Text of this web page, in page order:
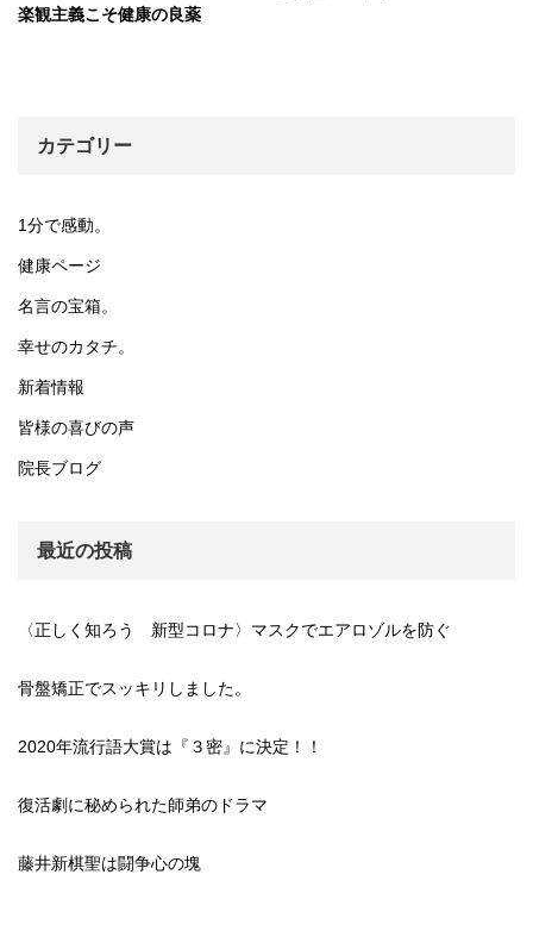
楽観主義こそ健康の良薬
カテゴリー
1分で感動。
健康ページ
名言の宝箱。
幸せのカタチ。
新着情報
皆様の喜びの声
院長ブログ
最近の投稿
〈正しく知ろう 新型コロナ〉マスクでエアロゾルを防ぐ
骨盤矯正でスッキリしました。
2020年流行語大賞は『３密』に決定！！
復活劇に秘められた師弟のドラマ
藤井新棋聖は闘争心の塊